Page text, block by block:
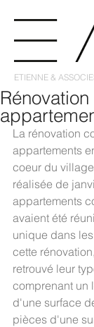
ETIENNE &
La rénovation
appartements
coeur du
réalisée de
appartements
avaient été
unique dans
cette
retrouvé leur
comprenant un
d'une surface
pièces d'une